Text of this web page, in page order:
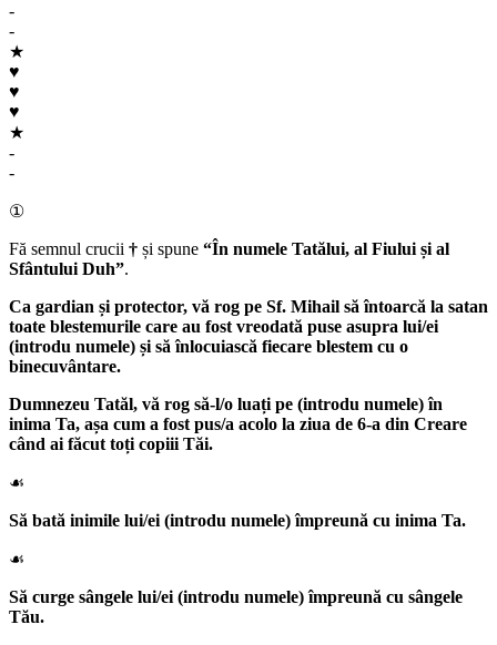
-
-
★
♥
♥
♥
★
-
-
①
Fă semnul crucii † și spune “În numele Tatălui, al Fiului și al
Sfântului Duh”.
Ca gardian și protector, vă rog pe Sf. Mihail să întoarcă la satan
toate blestemurile care au fost vreodată puse asupra lui/ei
(introdu numele) și să înlocuiască fiecare blestem cu o
binecuvântare.
Dumnezeu Tatăl, vă rog să-l/o luați pe (introdu numele)în
inima Ta, așa cum a fost pus/a acolo la ziua de 6-a din Creare
când ai făcut toți copiii Tăi.
☙
Să bată inimile lui/ei (introdu numele)împreună cu inima Ta.
☙
Să curge sângele lui/ei (introdu numele)împreună cu sângele
Tău.